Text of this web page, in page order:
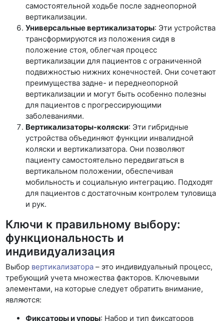
самостоятельной ходьбе после заднеопорной
вертикализации.
Универсальные вертикализаторы: Эти устройства
трансформируются из положения сидя в
положение стоя, облегчая процесс
вертикализации для пациентов с ограниченной
подвижностью нижних конечностей. Они сочетают
преимущества задне- и переднеопорной
вертикализации и могут быть особенно полезны
для пациентов с прогрессирующими
заболеваниями.
Вертикализаторы-коляски: Эти гибридные
устройства объединяют функции инвалидной
коляски и вертикализатора. Они позволяют
пациенту самостоятельно передвигаться в
вертикальном положении, обеспечивая
мобильность и социальную интеграцию. Подходят
для пациентов с достаточным контролем туловища
и рук.
Ключи к правильному выбору:
функциональность и
индивидуализация
Выбор вертикализатора – это индивидуальный процесс,
требующий учета множества факторов. Ключевыми
элементами, на которые следует обратить внимание,
являются:
Фиксаторы и упоры: Набор и тип фиксаторов